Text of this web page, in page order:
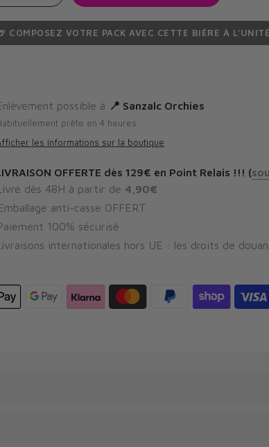
COMPOSEZ VOTRE PACK AVEC CETTE BIÈRE À L'UNITÉ
possible à 📍 Sanzalc Orchies
prête en 4 heures
les informations sur la boutique
OFFERTE dès 129€ en Point Relais !!! (
dès 48H à partir de 4,90€
anti-casse OFFERT
100% sécurisé
internationales hors UE : les droits de